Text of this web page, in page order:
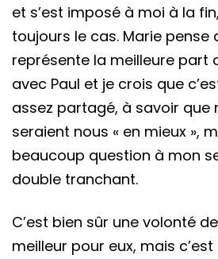
et s’est imposé à moi à la
toujours le cas. Marie pense
représente la meilleure part
avec Paul et je crois que
assez partagé, à savoir que
seraient nous « en mieux »,
beaucoup question à mon
double tranchant.
C’est bien sûr une volonté
meilleur pour eux, mais